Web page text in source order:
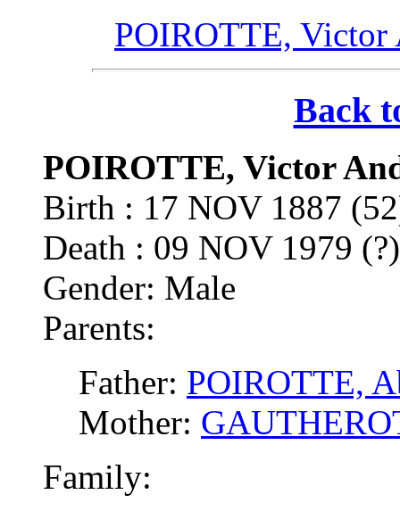
POIROTTE, Victor
Back
POIROTTE, Victor
Birth : 17 NOV 1887
Death : 09 NOV 1979 (?)
Gender: Male
Parents:
Father: POIROTTE,
Mother:
Family: